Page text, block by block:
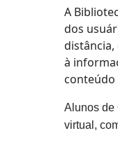
A
dos
distância,
à
conteúdo
Alunos de
virtual,